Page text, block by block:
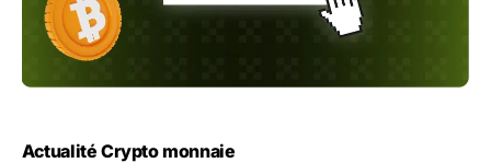
Actualité Crypto monnaie